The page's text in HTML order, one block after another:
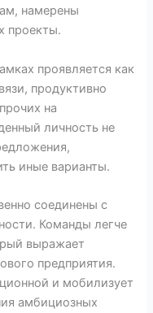
намерены
проекты.
проявляется как
продуктивно
на
личность не
иные варианты.
соединены с
Команды легче
выражает
предприятия.
и мобилизует
амбициозных